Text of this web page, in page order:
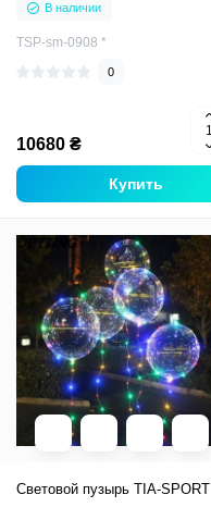
В наличии
TSP-sm-0908 *
0
10680 ₴
Купить
Световой пузырь TIA-SPORT